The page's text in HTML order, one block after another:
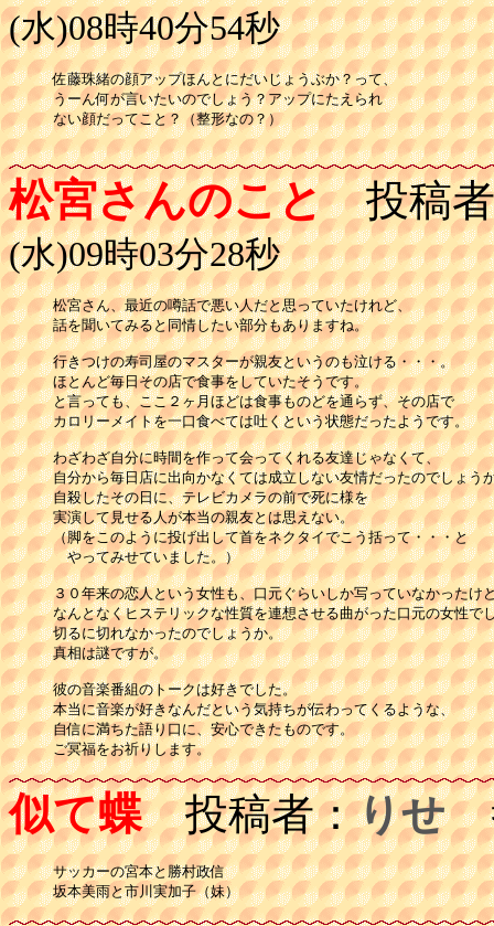
(水)08時40分54秒
佐藤珠緒の顔アップほんとにだいじょうぶか？って、
うーん何が言いたいのでしょう？アップにたえられ
ない顔だってこと？（整形なの？）
松宮さんのこと投稿
(水)09時03分28秒
松宮さん、最近の噂話で悪い人だと思っていたけれど、
話を聞いてみると同情したい部分もありますね。
行きつけの寿司屋のマスターが親友というのも泣ける・・・。
ほとんど毎日その店で食事をしていたそうです。
と言っても、ここ２ヶ月ほどは食事ものどを通らず、その店で
カロリーメイトを一口食べては吐くという状態だったようです。
わざわざ自分に時間を作って会ってくれる友達じゃなくて、
自分から毎日店に出向かなくては成立しない友情だったのでしょう
自殺したその日に、テレビカメラの前で死に様を
実演して見せる人が本当の親友とは思えない。
（脚をこのように投げ出して首をネクタイでこう括って・・・と
やってみせていました。）
３０年来の恋人という女性も、口元ぐらいしか写っていなかったけ
なんとなくヒステリックな性質を連想させる曲がった口元の女性で
切るに切れなかったのでしょうか。
真相は謎ですが。
彼の音楽番組のトークは好きでした。
本当に音楽が好きなんだという気持ちが伝わってくるような、
自信に満ちた語り口に、安心できたものです。
ご冥福をお祈りします。
似て蝶投稿者：りせ
サッカーの宮本と勝村政信
坂本美雨と市川実加子（妹）